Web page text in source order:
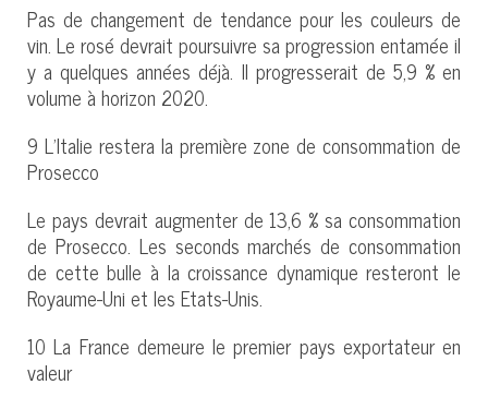
Pas de changement de tendance pour les couleurs de
vin. Le rosé devrait poursuivre sa progression entamée il
y a quelques années déjà. Il progresserait de 5,9 % en
volume à horizon 2020.
9 L’Italie restera la première zone de consommation de
Prosecco
Le pays devrait augmenter de 13,6 % sa consommation
de Prosecco. Les seconds marchés de consommation
de cette bulle à la croissance dynamique resteront le
Royaume-Uni et les Etats-Unis.
10 La France demeure le premier pays exportateur en
valeur